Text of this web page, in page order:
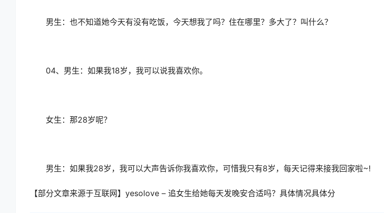
男生：也不知道她今天有没有吃饭，今天想我了吗？住在哪里？多大了？叫什么？
04、男生：如果我18岁，我可以说我喜欢你。
女生：那28岁呢？
男生：如果我28岁，我可以大声告诉你我喜欢你，可惜我只有8岁，每天记得来接我回家啦~!
【部分文章来源于互联网】yesolove – 追女生给她每天发晚安合适吗？具体情况具体分